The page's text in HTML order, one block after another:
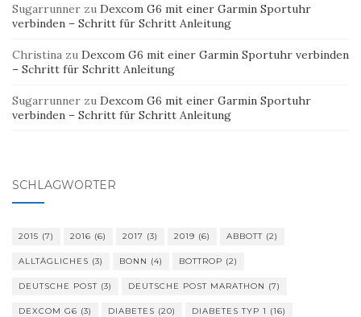
Sugarrunner zu Dexcom G6 mit einer Garmin Sportuhr
verbinden – Schritt für Schritt Anleitung
Christina zu Dexcom G6 mit einer Garmin Sportuhr verbinden
– Schritt für Schritt Anleitung
Sugarrunner zu Dexcom G6 mit einer Garmin Sportuhr
verbinden – Schritt für Schritt Anleitung
SCHLAGWÖRTER
2015 (7) 2016 (6) 2017 (3) 2019 (6) ABBOTT (2)
ALLTÄGLICHES (3) BONN (4) BOTTROP (2)
DEUTSCHE POST (3) DEUTSCHE POST MARATHON (7)
DEXCOM G6 (3) DIABETES (20) DIABETES TYP 1 (16)